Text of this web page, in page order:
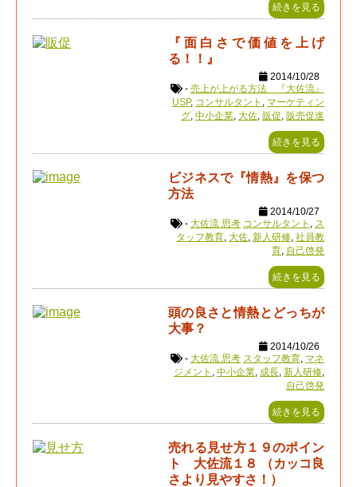
続きを見る
『面白さで価値を上げ
る！！』
2014/10/28
- 売上が上がる方法 『大佐流』
USP, コンサルタント
マーケティン
グ 中小企業 大佐 販促 販売促進
続きを見る
ビジネスで『情熱』を保つ
方法
2014/10/27
- 大佐流 思考 コンサルタント
ス
タッフ教育 大佐 新人研修 社員教
育 自己啓発
続きを見る
頭の良さと情熱とどっちが
大事？
2014/10/26
- 大佐流 思考 スタッフ教育 マネ
ジメント
中小企業 成長 新人研修
自己啓発
続きを見る
売れる見せ方１９のポイン
ト 大佐流１８ （カッコ良
さより見やすさ！）